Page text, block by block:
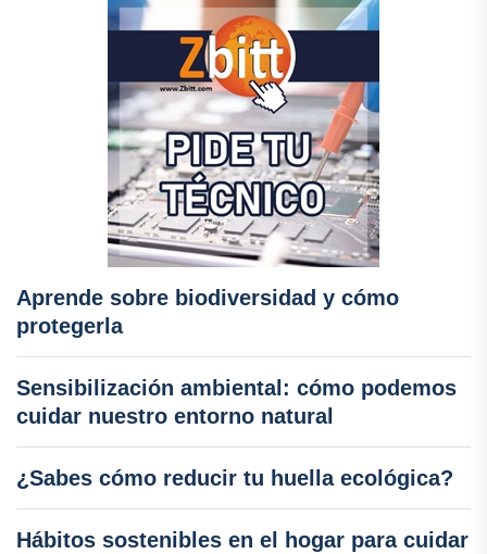
Aprende sobre biodiversidad y cómo
protegerla
Sensibilización ambiental: cómo podemos
cuidar nuestro entorno natural
¿Sabes cómo reducir tu huella ecológica?
Hábitos sostenibles en el hogar para cuidar